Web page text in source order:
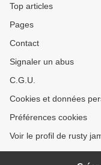
Top articles
Pages
Contact
Signaler un abus
C.G.U.
Cookies et données
Préférences cookies
Voir le profil de rusty